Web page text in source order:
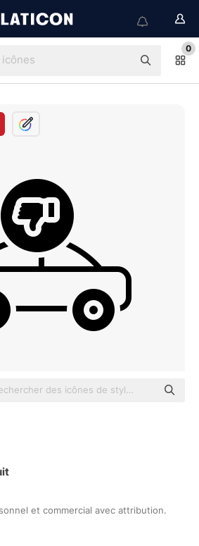
0
et commercial avec attribution.